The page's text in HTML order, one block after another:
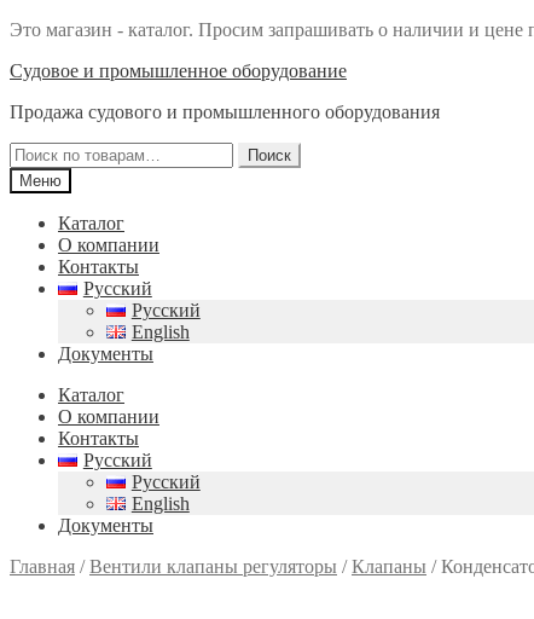
Это магазин - каталог. Просим запрашивать о наличии и цене
Перейти
навигации
Перейти
содержимому
Судовое и промышленное оборудование
Продажа судового и промышленного оборудования
Искать:
Поиск
Меню
Каталог
О компании
Контакты
Русский
Русский
English
Документы
Каталог
О компании
Контакты
Русский
Русский
English
Документы
Главная /Вентили клапаны регуляторы /Клапаны /